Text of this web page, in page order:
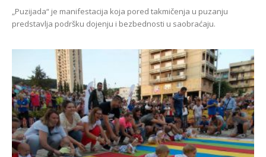
„Puzijada“ je manifestacija koja pored takmičenja u puzanju
predstavlja podršku dojenju i bezbednosti u saobraćaju.